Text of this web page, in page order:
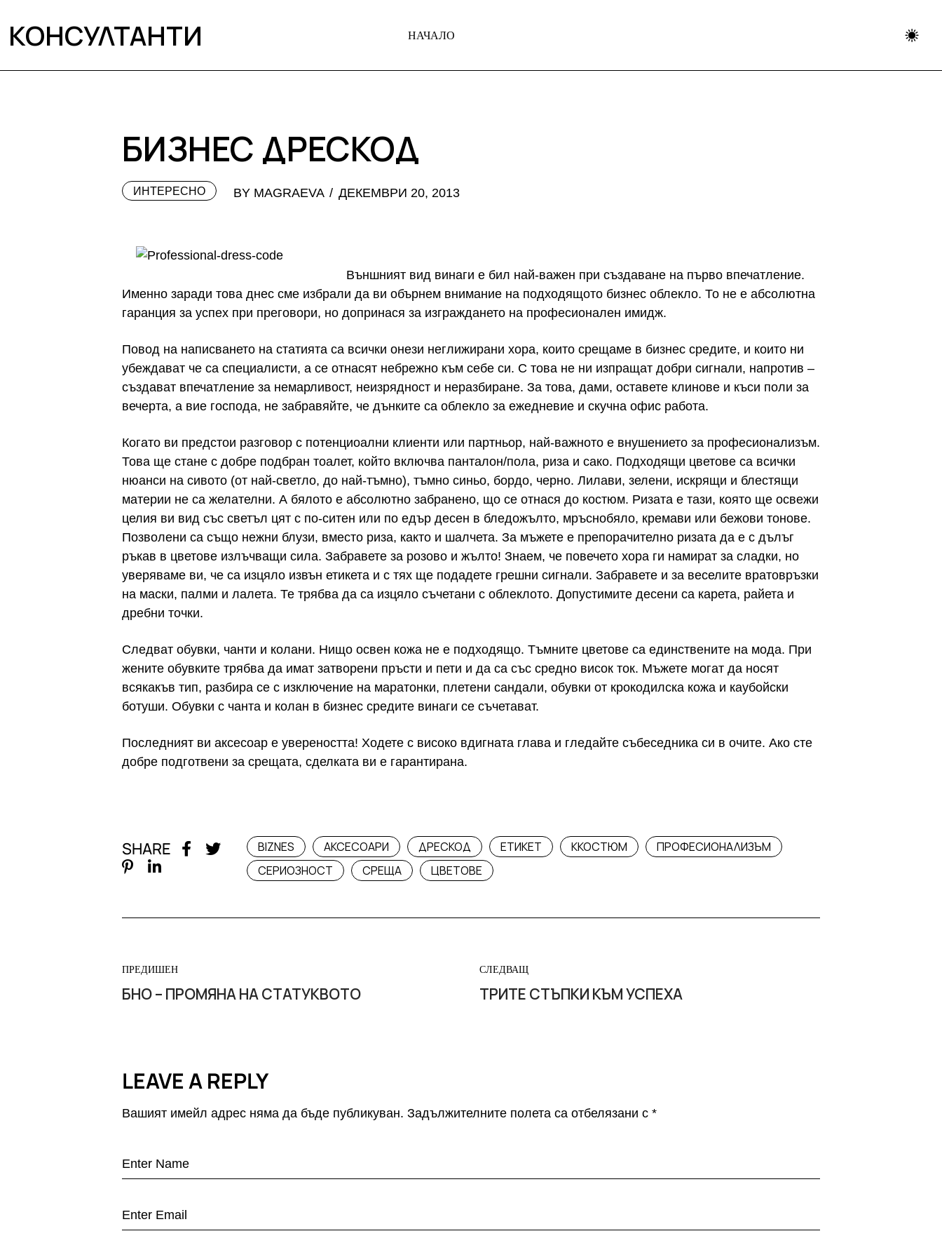
КОНСУЛТАНТИ НАЧАЛО
БИЗНЕС ДРЕСКОД
ИНТЕРЕСНО BY MAGRAEVA ДЕКЕМВРИ 20, 2013
Външният вид винаги е бил най-важен при създаване на първо впечатление.
Именно заради това днес сме избрали да ви обърнем внимание на подходящото бизнес облекло. То не е абсолютна
гаранция за успех при преговори, но допринася за изграждането на професионален имидж.
Повод на написването на статията са всички онези неглижирани хора, които срещаме в бизнес средите, и които ни
убеждават че са специалисти, а се отнасят небрежно към себе си. С това не ни изпращат добри сигнали, напротив –
създават впечатление за немарливост, неизрядност и неразбиране. За това, дами, оставете клинове и къси поли за
вечерта, а вие господа, не забравяйте, че дънките са облекло за ежедневие и скучна офис работа.
Когато ви предстои разговор с потенциоални клиенти или партньор, най-важното е внушението за професионализъм.
Това ще стане с добре подбран тоалет, който включва панталон/пола, риза и сако. Подходящи цветове са всички
нюанси на сивото (от най-светло, до най-тъмно), тъмно синьо, бордо, черно. Лилави, зелени, искрящи и блестящи
материи не са желателни. А бялото е абсолютно забранено, що се отнася до костюм. Ризата е тази, която ще освежи
целия ви вид със светъл цят с по-ситен или по едър десен в бледожълто, мръснобяло, кремави или бежови тонове.
Позволени са също нежни блузи, вместо риза, както и шалчета. За мъжете е препорачително ризата да е с дълъг
ръкав в цветове излъчващи сила. Забравете за розово и жълто! Знаем, че повечето хора ги намират за сладки, но
уверяваме ви, че са изцяло извън етикета и с тях ще подадете грешни сигнали. Забравете и за веселите вратовръзки
на маски, палми и лалета. Те трябва да са изцяло съчетани с облеклото. Допустимите десени са карета, райета и
дребни точки.
Следват обувки, чанти и колани. Нищо освен кожа не е подходящо. Тъмните цветове са единствените на мода. При
жените обувките трябва да имат затворени пръсти и пети и да са със средно висок ток. Мъжете могат да носят
всякакъв тип, разбира се с изключение на маратонки, плетени сандали, обувки от крокодилска кожа и каубойски
ботуши. Обувки с чанта и колан в бизнес средите винаги се съчетават.
Последният ви аксесоар е увереността! Ходете с високо вдигната глава и гледайте събеседника си в очите. Ако сте
добре подготвени за срещата, сделката ви е гарантирана.
SHARE BIZNES АКСЕСОАРИ ДРЕСКОД ЕТИКЕТ ККОСТЮМ
ПРОФЕСИОНАЛИЗЪМ
СЕРИОЗНОСТ
СРЕЩА ЦВЕТОВЕ
ПРЕДИШЕН
БНО – ПРОМЯНА НА СТАТУКВОТО
СЛЕДВАЩ
ТРИТЕ СТЪПКИ КЪМ УСПЕХА
LEAVE A REPLY
Вашият имейл адрес няма да бъде публикуван. Задължителните полета са отбелязани с *